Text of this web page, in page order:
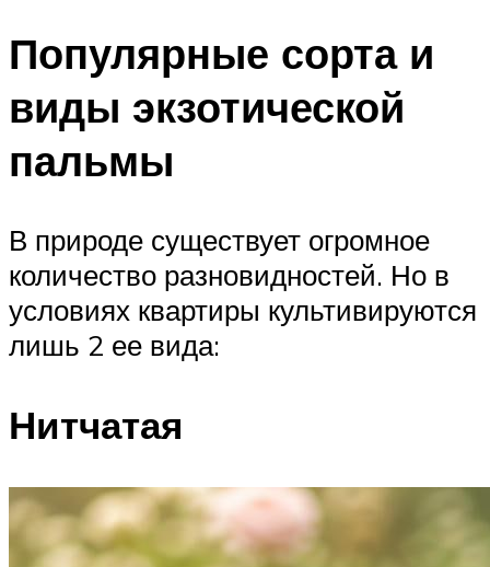
Популярные сорта и
виды экзотической
пальмы
В природе существует огромное
количество разновидностей. Но в
условиях квартиры культивируются
лишь 2 ее вида:
Нитчатая